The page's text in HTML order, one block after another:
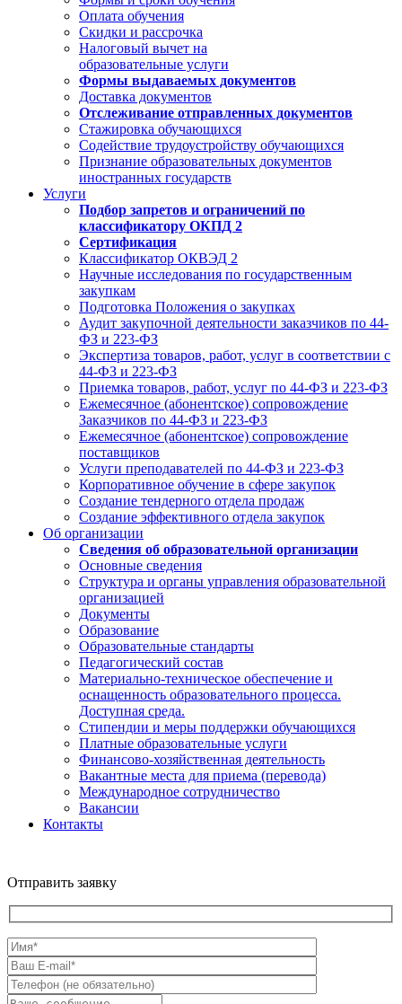
Оплата обучения
Скидки и рассрочка
Налоговый вычет на
образовательные услуги
Формы выдаваемых документов
Доставка документов
Отслеживание отправленных документов
Стажировка обучающихся
Содействие трудоустройству обучающихся
Признание образовательных документов
иностранных государств
Услуги
Подбор запретов и ограничений по
классификатору ОКПД 2
Сертификация
Классификатор ОКВЭД 2
Научные исследования по государственным
закупкам
Подготовка Положения о закупках
Аудит закупочной деятельности заказчиков по 44-
ФЗ и 223-ФЗ
Экспертиза товаров, работ, услуг в соответствии с
44-ФЗ и 223-ФЗ
Приемка товаров, работ, услуг по 44-ФЗ и 223-ФЗ
Ежемесячное (абонентское) сопровождение
Заказчиков по 44-ФЗ и 223-ФЗ
Ежемесячное (абонентское) сопровождение
поставщиков
Услуги преподавателей по 44-ФЗ и 223-ФЗ
Корпоративное обучение в сфере закупок
Создание тендерного отдела продаж
Создание эффективного отдела закупок
Об организации
Сведения об образовательной организации
Основные сведения
Структура и органы управления образовательной
организацией
Документы
Образование
Образовательные стандарты
Педагогический состав
Материально-техническое обеспечение и
оснащенность образовательного процесса.
Доступная среда.
Стипендии и меры поддержки обучающихся
Платные образовательные услуги
Финансово-хозяйственная деятельность
Вакантные места для приема (перевода)
Международное сотрудничество
Вакансии
Контакты
Отправить заявку